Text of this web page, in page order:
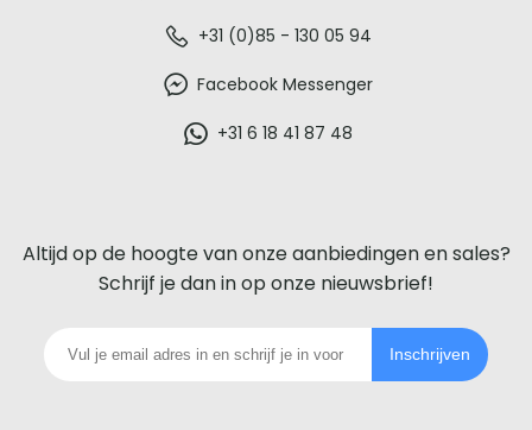
voor
iedere
telefoon
+31 (0)85 - 130 05 94
Facebook Messenger
+31 6 18 41 87 48
Altijd op de hoogte van onze aanbiedingen en sales?
Schrijf je dan in op onze nieuwsbrief!
Inschrijven